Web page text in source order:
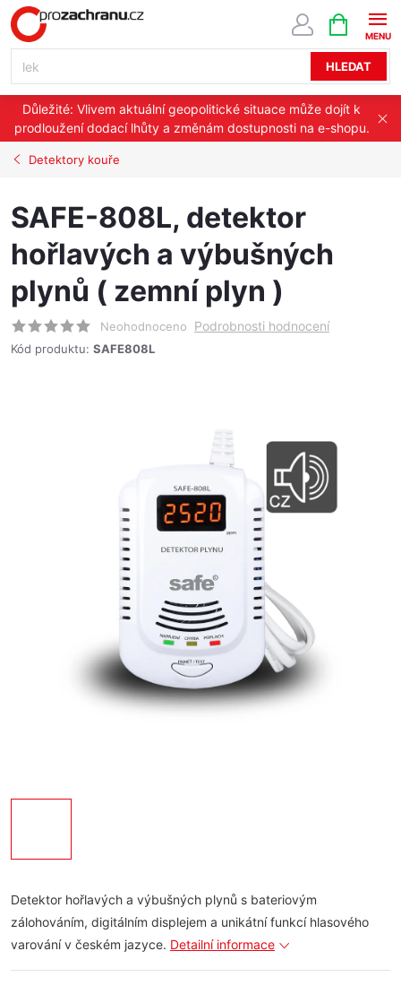
Přejít
na
HLEDAT
NÁKUPNÍ
KOŠÍK
Důležité: Vlivem aktuální geopolitické situace může dojít k
prodloužení dodací lhůty a změnám dostupnosti na e-shopu.
Detektory kouře
SAFE-808L, detektor
hořlavých a výbušných
plynů ( zemní plyn )
Neohodnoceno Podrobnosti hodnocení
Kód produktu: SAFE808L
Detektor hořlavých a výbušných plynů s bateriovým
zálohováním, digitálním displejem a unikátní funkcí hlasového
varování v českém jazyce. Detailní informace